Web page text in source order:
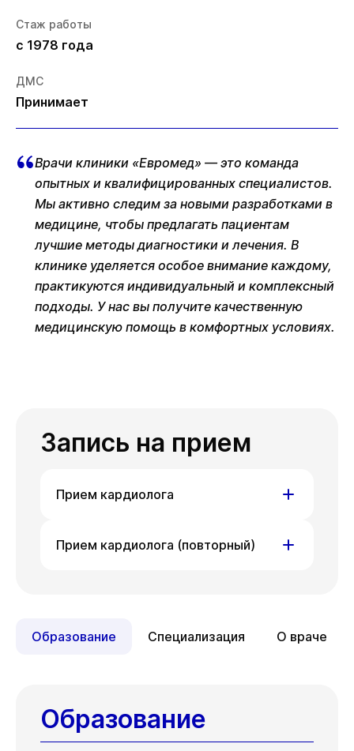
Стаж работы
с 1978 года
ДМС
Принимает
Врачи клиники «Евромед» — это команда
опытных и квалифицированных специалистов.
Мы активно следим за новыми разработками в
медицине, чтобы предлагать пациентам
лучшие методы диагностики и лечения. В
клинике уделяется особое внимание каждому,
практикуются индивидуальный и комплексный
подходы. У нас вы получите качественную
медицинскую помощь в комфортных условиях.
Запись на прием
Прием кардиолога
ул. Гоголя, д. 42
Вы можете связаться
Прием кардиолога (повторный)
недоступна, приносим извинения
по номеру телефона +7 383 209-03-
03.
Образование Специализация О враче
Образование